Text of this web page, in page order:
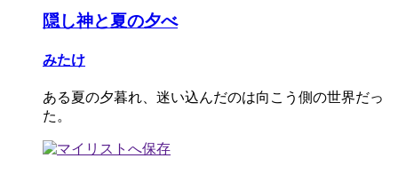
隠し神と夏の夕べ
みたけ
ある夏の夕暮れ、迷い込んだのは向こう側の世界だっ
た。